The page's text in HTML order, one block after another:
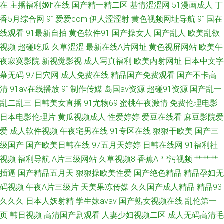
国产久久九九 91足交视频在线观看 91国产黑丝原创亚洲 欧美日韩大香蕉在
生欧美精品 在线国内精品 玖玖偷拍网 91人人艹逼 欧美亚洲天堂网 av日韩高
清在线 91在線免費看片 91晚间福利社 亚洲色悠综合 久久激情毛片 91天堂
网在线 欧美一级在线 91探花遇到极品 探花肏屄视频 大香蕉999 中文字幕海
角 女同片免费网站 91肏在线免费观看 成人福利在线视频观看 91传媒在线观
看成人版
在 主播福利姬h在线 国产精一精二区 基情涩涩网 51漫画成人 丁
香5月综合网 91爱爱com 伊人涩涩射 黄色视频网址导航 91国在
线观看 91最新自拍 黄色软件91 国产操女人 国产乱人 欧美乱欲
视频 超碰吃瓜 久草涩涩 最新在线A片网址 黄色视屏网站 欧美午
夜寂寞影院 新视觉影视 成人写真福利 欧美内射网址 日本中文字
幕无码 97日穴网 成人免费在线 精品国产免费观看 国产不卡高
清 91av在线播放 91制作传媒 岛国av资源 超碰91资源 国产乱一
乱二乱三 日韩美女直播 91尤物69 蜜桃午夜激情 免费伦理电影
日本电影伦理片 黄瓜视频成人 性爱婷婷 爱豆在线看 麻豆影院爱
爱 成人软件视频 午夜宅男在线 91专区在线 狠狠干欧美 国产三
级国产 国产欧美日韩在线 97五月天婷婷 日韩在线网 91福利社
视频 福利导航 A片三级网站 久草视频8 香蕉APP污视频 艹艹艹
插逼 国产精品五月天 狠狠操欧美性爱 国产绝色精品 精品孕妇无
码视频 午夜A片三级片 天美果冻传媒 久久国产成人精品 精品93
久久久 日本人妖射精 学生妹avav 国产熟女视频在线 乱伦第一
页 韩日视频 高清国产剧观看 人妻少妇视频二区 成人无码高清毛